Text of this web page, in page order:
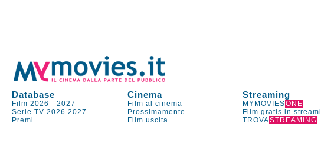
Database Cinema Streaming
Film 2026 -2027 Film al cinema MYMOVIESONE
Serie TV 2026 2027 Prossimamente Film gratis in
Premi
Film uscita TROVASTREAMING